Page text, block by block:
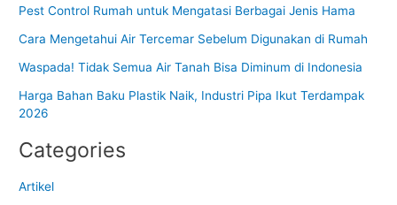
Pest Control Rumah untuk Mengatasi Berbagai Jenis Hama
Cara Mengetahui Air Tercemar Sebelum Digunakan di Rumah
Waspada! Tidak Semua Air Tanah Bisa Diminum di Indonesia
Harga Bahan Baku Plastik Naik, Industri Pipa Ikut Terdampak
2026
Categories
Artikel